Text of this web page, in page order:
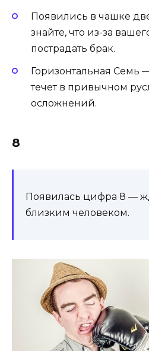
Появились в чашке
знайте, что из-за
пострадать брак.
Горизонтальная Семь
течет в привычном
осложнений.
8
Появилась цифра 8 —
близ­ким че­лове­ком.